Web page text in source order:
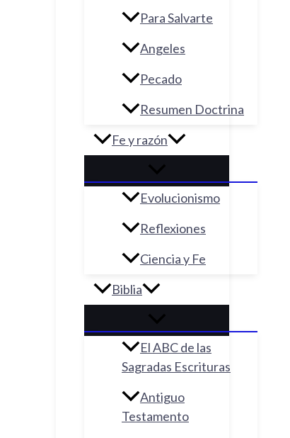
Para Salvarte
Angeles
Pecado
Resumen Doctrina
Fe y razón
Evolucionismo
Reflexiones
Ciencia y Fe
Biblia
El ABC de las
Sagradas Escrituras
Antiguo
Testamento